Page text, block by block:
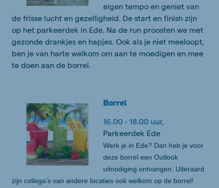
eigen tempo en geniet van
de frisse lucht en gezelligheid. De start en finish zijn
op het parkeerdek in Ede. Na de run proosten we met
gezonde drankjes en hapjes. Ook als je niet meeloopt,
ben je van harte welkom om aan te moedigen en mee
te doen aan de borrel.
Borrel
16.00 - 18.00 uur,
Parkeerdek Ede
Werk je in Ede? Dan heb je voor
deze borrel een Outlook
uitnodiging ontvangen. Uiteraard
zijn collega’s van andere locaties ook welkom op de borrel!